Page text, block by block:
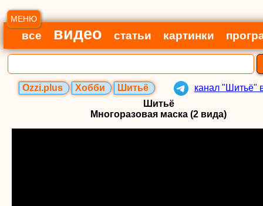
МЕНЮ
все видео статьи картинки
Ozzi.plus Хобби Шитьё
канал "Шитьё"
Шитьё
Многоразовая маска (2 вида)